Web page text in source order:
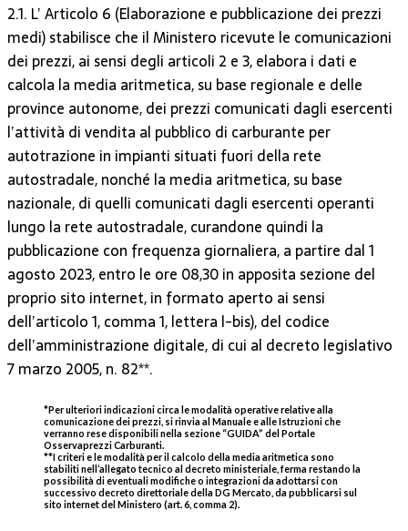
2.1. L’ Articolo 6 (Elaborazione e pubblicazione dei prezzi
medi) stabilisce che il Ministero ricevute le comunicazioni
dei prezzi, ai sensi degli articoli 2 e 3, elabora i dati e
calcola la media aritmetica, su base regionale e delle
province autonome, dei prezzi comunicati dagli esercenti
l’attività di vendita al pubblico di carburante per
autotrazione in impianti situati fuori della rete
autostradale, nonché la media aritmetica, su base
nazionale, di quelli comunicati dagli esercenti operanti
lungo la rete autostradale, curandone quindi la
pubblicazione con frequenza giornaliera, a partire dal 1
agosto 2023, entro le ore 08,30 in apposita sezione del
proprio sito internet, in formato aperto ai sensi
dell’articolo 1, comma 1, lettera l-bis), del codice
dell’amministrazione digitale, di cui al decreto legislativo
7 marzo 2005, n. 82**.
*Per ulteriori indicazioni circa le modalità operative relative alla
comunicazione dei prezzi, si rinvia al Manuale e alle Istruzioni che
verranno rese disponibili nella sezione “GUIDA” del Portale
Osservaprezzi Carburanti.
**I criteri e le modalità per il calcolo della media aritmetica sono
stabiliti nell’allegato tecnico al decreto ministeriale, ferma restando la
possibilità di eventuali modifiche o integrazioni da adottarsi con
successivo decreto direttoriale della DG Mercato, da pubblicarsi sul
sito internet del Ministero (art. 6, comma 2).